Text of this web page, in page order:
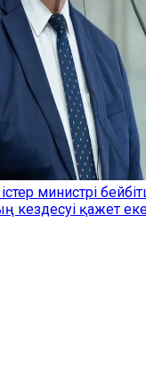
министрі
қажет